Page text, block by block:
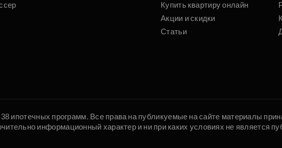
Купить квартиру онлайн
Акции и скидки
Статьи
ипотечных программ. Все права на публикуемые на сайте материалы
информационный характер и ни при каких условиях не является